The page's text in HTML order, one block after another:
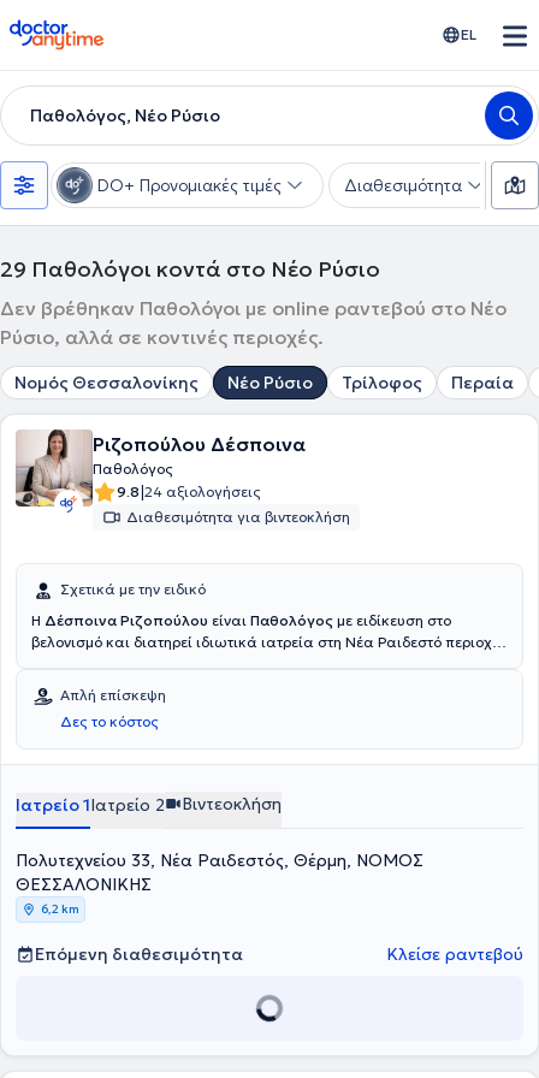
doctoranytime EL
Παθολόγος, Νέο Ρύσιο
DO+ Προνομιακές τιμές Διαθεσιμότητα
29 Παθολόγοι κοντά στο Νέο Ρύσιο
Δεν βρέθηκαν Παθολόγοι με online ραντεβού στο Νέο
Ρύσιο, αλλά σε κοντινές περιοχές.
Νομός Θεσσαλονίκης Νέο Ρύσιο Τρίλοφος Περαία
Ριζοπούλου Δέσποινα
Παθολόγος
9.8|24 αξιολογήσεις
Διαθεσιμότητα για βιντεοκλήση
Σχετικά με την ειδικό
Η Δέσποινα Ριζοπούλου είναι Παθολόγος με ειδίκευση στο
βελονισμό και διατηρεί ιδιωτικά ιατρεία στη Νέα Ραιδεστό περιοχή
του Πανεπιστημίου Θεσσαλίας τον Ιούλιο του 1997. Μετά την
ολοκλήρωση της υπηρεσίας υπαίθρου, ειδικεύτηκε στην Παθολογία
στην Παθολογική Κλινική του Νοσοκομείου Καστοριάς και στη Β΄
Προπαιδευτική Παθολογική Κλινική του Νοσοκομείου Ιπποκράτειο
2006.
Απλή επίσκεψη
Δες το κόστος
Ιατρείο 1Ιατρείο 2 Βιντεοκλήση
Πολυτεχνείου 33, Νέα Ραιδεστός, Θέρμη, ΝΟΜΟΣ
ΘΕΣΣΑΛΟΝΙΚΗΣ
6,2 km
Επόμενη διαθεσιμότητα Κλείσε ραντεβού